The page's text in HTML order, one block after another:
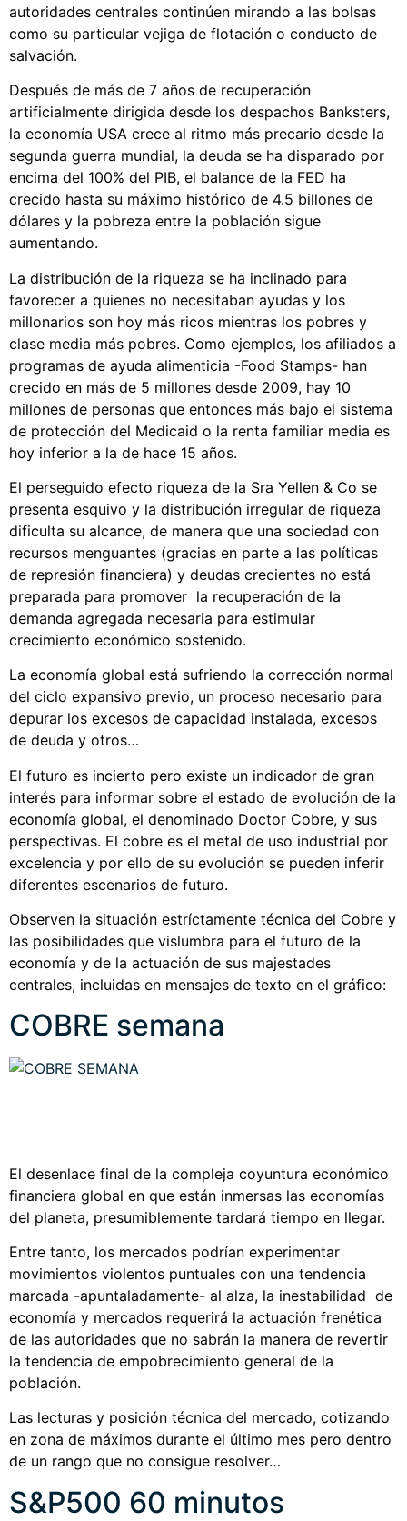
autoridades centrales continúen mirando a las bolsas
como su particular vejiga de flotación o conducto de
salvación.
Después de más de 7 años de recuperación
artificialmente dirigida desde los despachos Banksters,
la economía USA crece al ritmo más precario desde la
segunda guerra mundial, la deuda se ha disparado por
encima del 100% del PIB, el balance de la FED ha
crecido hasta su máximo histórico de 4.5 billones de
dólares y la pobreza entre la población sigue
aumentando.
La distribución de la riqueza se ha inclinado para
favorecer a quienes no necesitaban ayudas y los
millonarios son hoy más ricos mientras los pobres y
clase media más pobres. Como ejemplos, los afiliados a
programas de ayuda alimenticia -Food Stamps- han
crecido en más de 5 millones desde 2009, hay 10
millones de personas que entonces más bajo el sistema
de protección del Medicaid o la renta familiar media es
hoy inferior a la de hace 15 años.
El perseguido efecto riqueza de la Sra Yellen & Co se
presenta esquivo y la distribución irregular de riqueza
dificulta su alcance, de manera que una sociedad con
recursos menguantes (gracias en parte a las políticas
de represión financiera) y deudas crecientes no está
preparada para promover la recuperación de la
demanda agregada necesaria para estimular
crecimiento económico sostenido.
La economía global está sufriendo la corrección normal
del ciclo expansivo previo, un proceso necesario para
depurar los excesos de capacidad instalada, excesos
de deuda y otros…
El futuro es incierto pero existe un indicador de gran
interés para informar sobre el estado de evolución de la
economía global, el denominado Doctor Cobre, y sus
perspectivas. El cobre es el metal de uso industrial por
excelencia y por ello de su evolución se pueden inferir
diferentes escenarios de futuro.
Observen la situación estríctamente técnica del Cobre y
las posibilidades que vislumbra para el futuro de la
economía y de la actuación de sus majestades
centrales, incluidas en mensajes de texto en el gráfico:
COBRE semana
El desenlace final de la compleja coyuntura económico
financiera global en que están inmersas las economías
del planeta, presumiblemente tardará tiempo en llegar.
Entre tanto, los mercados podrían experimentar
movimientos violentos puntuales con una tendencia
marcada -apuntaladamente- al alza, la inestabilidad de
economía y mercados requerirá la actuación frenética
de las autoridades que no sabrán la manera de revertir
la tendencia de empobrecimiento general de la
población.
Las lecturas y posición técnica del mercado, cotizando
en zona de máximos durante el último mes pero dentro
de un rango que no consigue resolver…
S&P500 60 minutos